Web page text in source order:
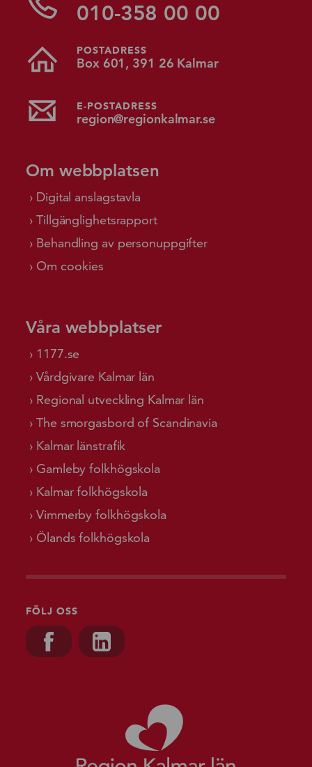
010-358 00 00
POSTADRESS
Box 601, 391 26 Kalmar
E-POSTADRESS
region@regionkalmar.se
Om webbplatsen
Digital anslagstavla
Tillgänglighetsrapport
Behandling av personuppgifter
Om cookies
Våra webbplatser
1177.se
Vårdgivare Kalmar län
Regional utveckling Kalmar län
The smorgasbord of Scandinavia
Kalmar länstrafik
Gamleby folkhögskola
Kalmar folkhögskola
Vimmerby folkhögskola
Ölands folkhögskola
FÖLJ OSS
Besök oss på, Facebook
Besök oss på, Linkedin